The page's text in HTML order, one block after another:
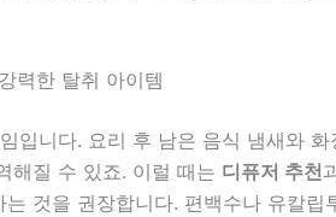
력한 탈취 아이템
입니다. 요리 후 남은 음식 냄새와
해질 수 있죠. 이럴 때는 디퓨저 추천
것을 권장합니다. 편백수나 유칼립